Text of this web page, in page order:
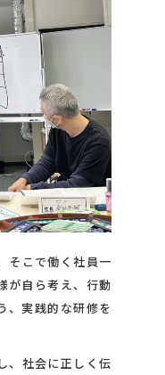
そこで働く社員一
が自ら考え、行動
、実践的な研修を
、社会に正しく伝